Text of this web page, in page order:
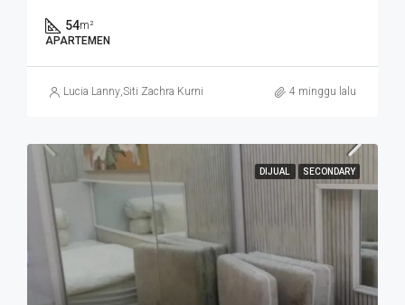
54m²
APARTEMEN
Lucia Lanny,Siti Zachra Kurniasari 4 minggu lalu
DIJUAL SECONDARY